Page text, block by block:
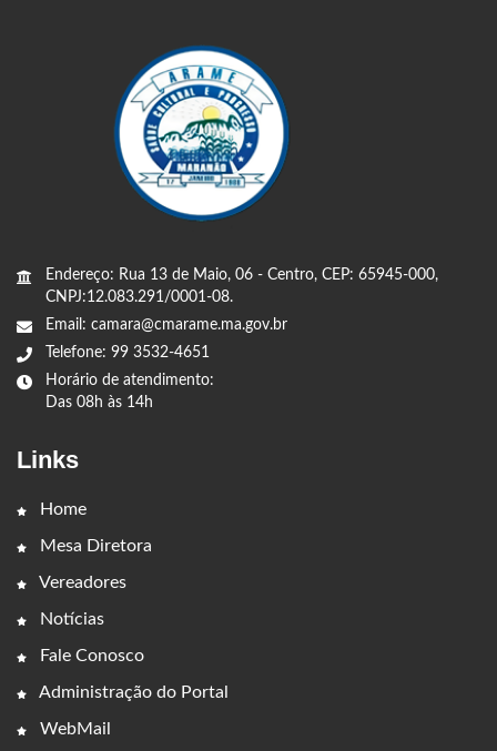
Endereço: Rua 13 de Maio, 06 - Centro, CEP: 65945-000,
CNPJ:12.083.291/0001-08.
Email: camara@cmarame.ma.gov.br
Telefone: 99 3532-4651
Horário de atendimento:
Das 08h às 14h
Links
Home
Mesa Diretora
Vereadores
Notícias
Fale Conosco
Administração do Portal
WebMail